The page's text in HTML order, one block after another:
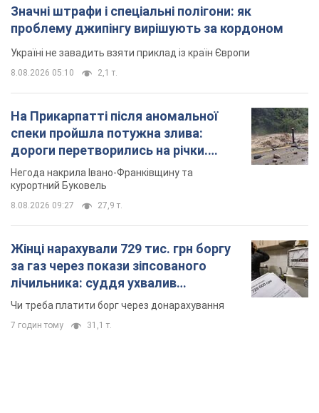
дороги перетворились на річки.
Відео
Негода накрила Івано-Франківщину та
за газ через покази зіпсованого
лічильника: суддя ухвалив
неочікуване рішення
7 годин тому 31,1 т.